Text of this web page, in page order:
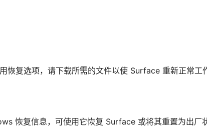
恢复选项，请下载所需的文件以使 Surface 重新正常工
恢复信息，可使用它恢复 Surface 或将其重置为出厂